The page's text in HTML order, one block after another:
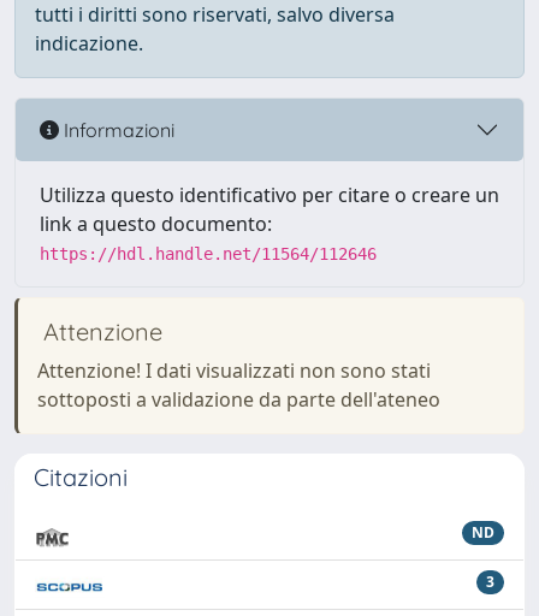
tutti i diritti sono riservati, salvo diversa
indicazione.
Informazioni
Utilizza questo identificativo per citare o creare un
link a questo documento:
https://hdl.handle.net/11564/112646
Attenzione
Attenzione! I dati visualizzati non sono stati
sottoposti a validazione da parte dell'ateneo
Citazioni
ND
3